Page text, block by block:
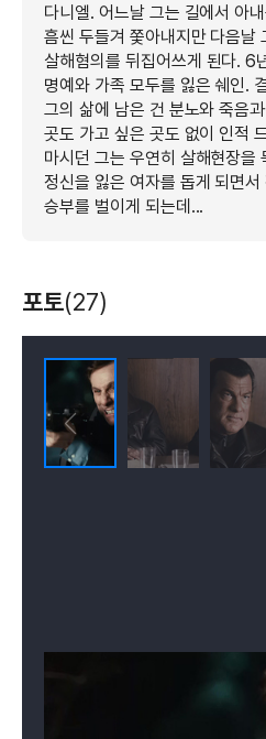
다니엘. 어느날 그는 길에서 아
흠씬 두들겨 쫓아내지만 다음날
살해혐의를 뒤집어쓰게 된다. 6
명예와 가족 모두를 잃은 쉐인.
그의 삶에 남은 건 분노와 죽음
곳도 가고 싶은 곳도 없이 인적
마시던 그는 우연히 살해현장을
정신을 잃은 여자를 돕게 되면
승부를 벌이게 되는데...
포토(27)